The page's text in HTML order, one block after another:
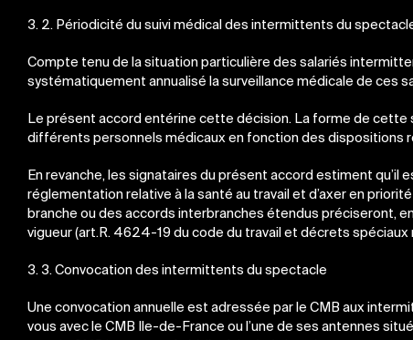
3. 2. Périodicité du suivi médical des intermittents du
Compte tenu de la situation particulière des salariés
systématiquement annualisé la surveillance médicale de ces
Le présent accord entérine cette décision. La forme de cette
différents personnels médicaux en fonction des dispositions
En revanche, les signataires du présent accord estiment
réglementation relative à la santé au travail et d’axer en
branche ou des accords interbranches étendus préciseront,
vigueur (art.R. 4624-19 du code du travail et décrets
3. 3. Convocation des intermittents du spectacle
Une convocation annuelle est adressée par le CMB aux
vous avec le CMB Ile-de-France ou l’une de ses antennes